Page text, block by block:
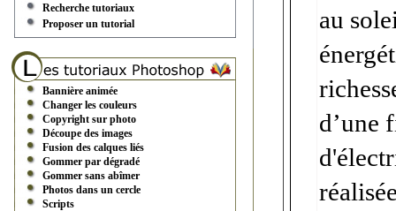
Recherche tutoriaux
Proposer un tutorial
Bannière animée
Changer les couleurs
Copyright sur photo
Découpe des images
Fusion des calques liés
Gommer par dégradé
Gommer sans abîmer
Photos dans un cercle
Scripts
au
d’une